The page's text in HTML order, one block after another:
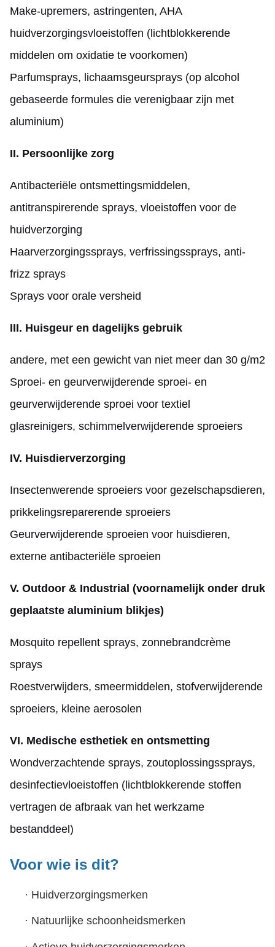
Make-upremers, astringenten, AHA
huidverzorgingsvloeistoffen (lichtblokkerende
middelen om oxidatie te voorkomen)
Parfumsprays, lichaamsgeursprays (op alcohol
gebaseerde formules die verenigbaar zijn met
aluminium)
II. Persoonlijke zorg
Antibacteriële ontsmettingsmiddelen,
antitranspirerende sprays, vloeistoffen voor de
huidverzorging
Haarverzorgingssprays, verfrissingssprays, anti-
frizz sprays
Sprays voor orale versheid
III. Huisgeur en dagelijks gebruik
andere, met een gewicht van niet meer dan 30 g/m2
Sproei- en geurverwijderende sproei- en
geurverwijderende sproei voor textiel
glasreinigers, schimmelverwijderende sproeiers
IV. Huisdierverzorging
Insectenwerende sproeiers voor gezelschapsdieren,
prikkelingsreparerende sproeiers
Geurverwijderende sproeien voor huisdieren,
externe antibacteriële sproeien
V. Outdoor & Industrial (voornamelijk onder druk
geplaatste aluminium blikjes)
Mosquito repellent sprays, zonnebrandcrème
sprays
Roestverwijders, smeermiddelen, stofverwijderende
sproeiers, kleine aerosolen
VI. Medische esthetiek en ontsmetting
Wondverzachtende sprays, zoutoplossingssprays,
desinfectievloeistoffen (lichtblokkerende stoffen
vertragen de afbraak van het werkzame
bestanddeel)
Voor wie is dit?
· Huidverzorgingsmerken
· Natuurlijke schoonheidsmerken